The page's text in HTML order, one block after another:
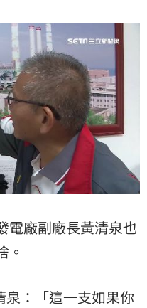
廠副廠長黃清泉也
。
：「這一支如果你